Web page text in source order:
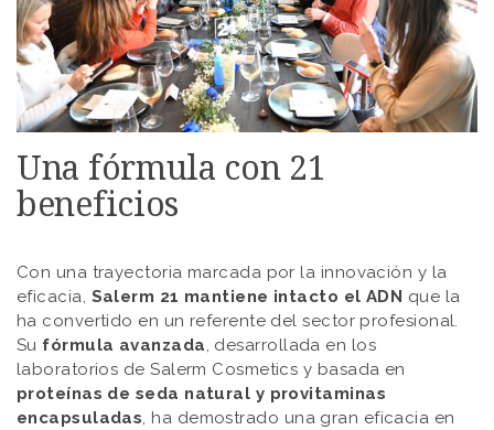
Una fórmula con 21
beneficios
Con una trayectoria marcada por la innovación y la
eficacia, Salerm 21 mantiene intacto el ADN que la
ha convertido en un referente del sector profesional.
Su fórmula avanzada , desarrollada en los
laboratorios de Salerm Cosmetics y basada en
proteínas de seda natural y provitaminas
encapsuladas , ha demostrado una gran eficacia en